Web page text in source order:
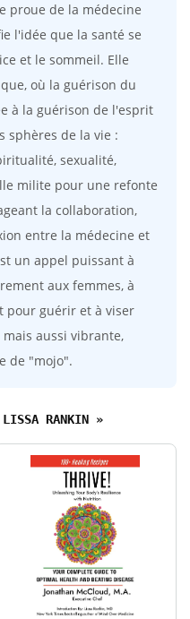
proue de la médecine
l'idée que la santé se
et le sommeil. Elle
où la guérison du
à la guérison de l'esprit
sphères de la vie :
sexualité,
milite pour une refonte
la collaboration,
entre la médecine et
un appel puissant à
aux femmes, à
pour guérir et à viser
aussi vibrante,
de "mojo".
LISSA RANKIN »